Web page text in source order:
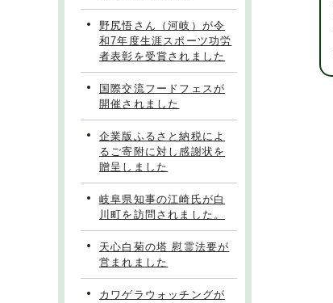
野尻悟さん（河岐）が令
和7年度生涯スポーツ功労
者表彰を受賞されました
国際交流フードフェスが
開催されました
企業版ふるさと納税によ
るご寄附に対し感謝状を
贈呈しました
岐阜県知事の江崎氏が白
川町を訪問されました。
天心白菊の塔 慰霊法要が
営まれました
カワゲラウォッチングが